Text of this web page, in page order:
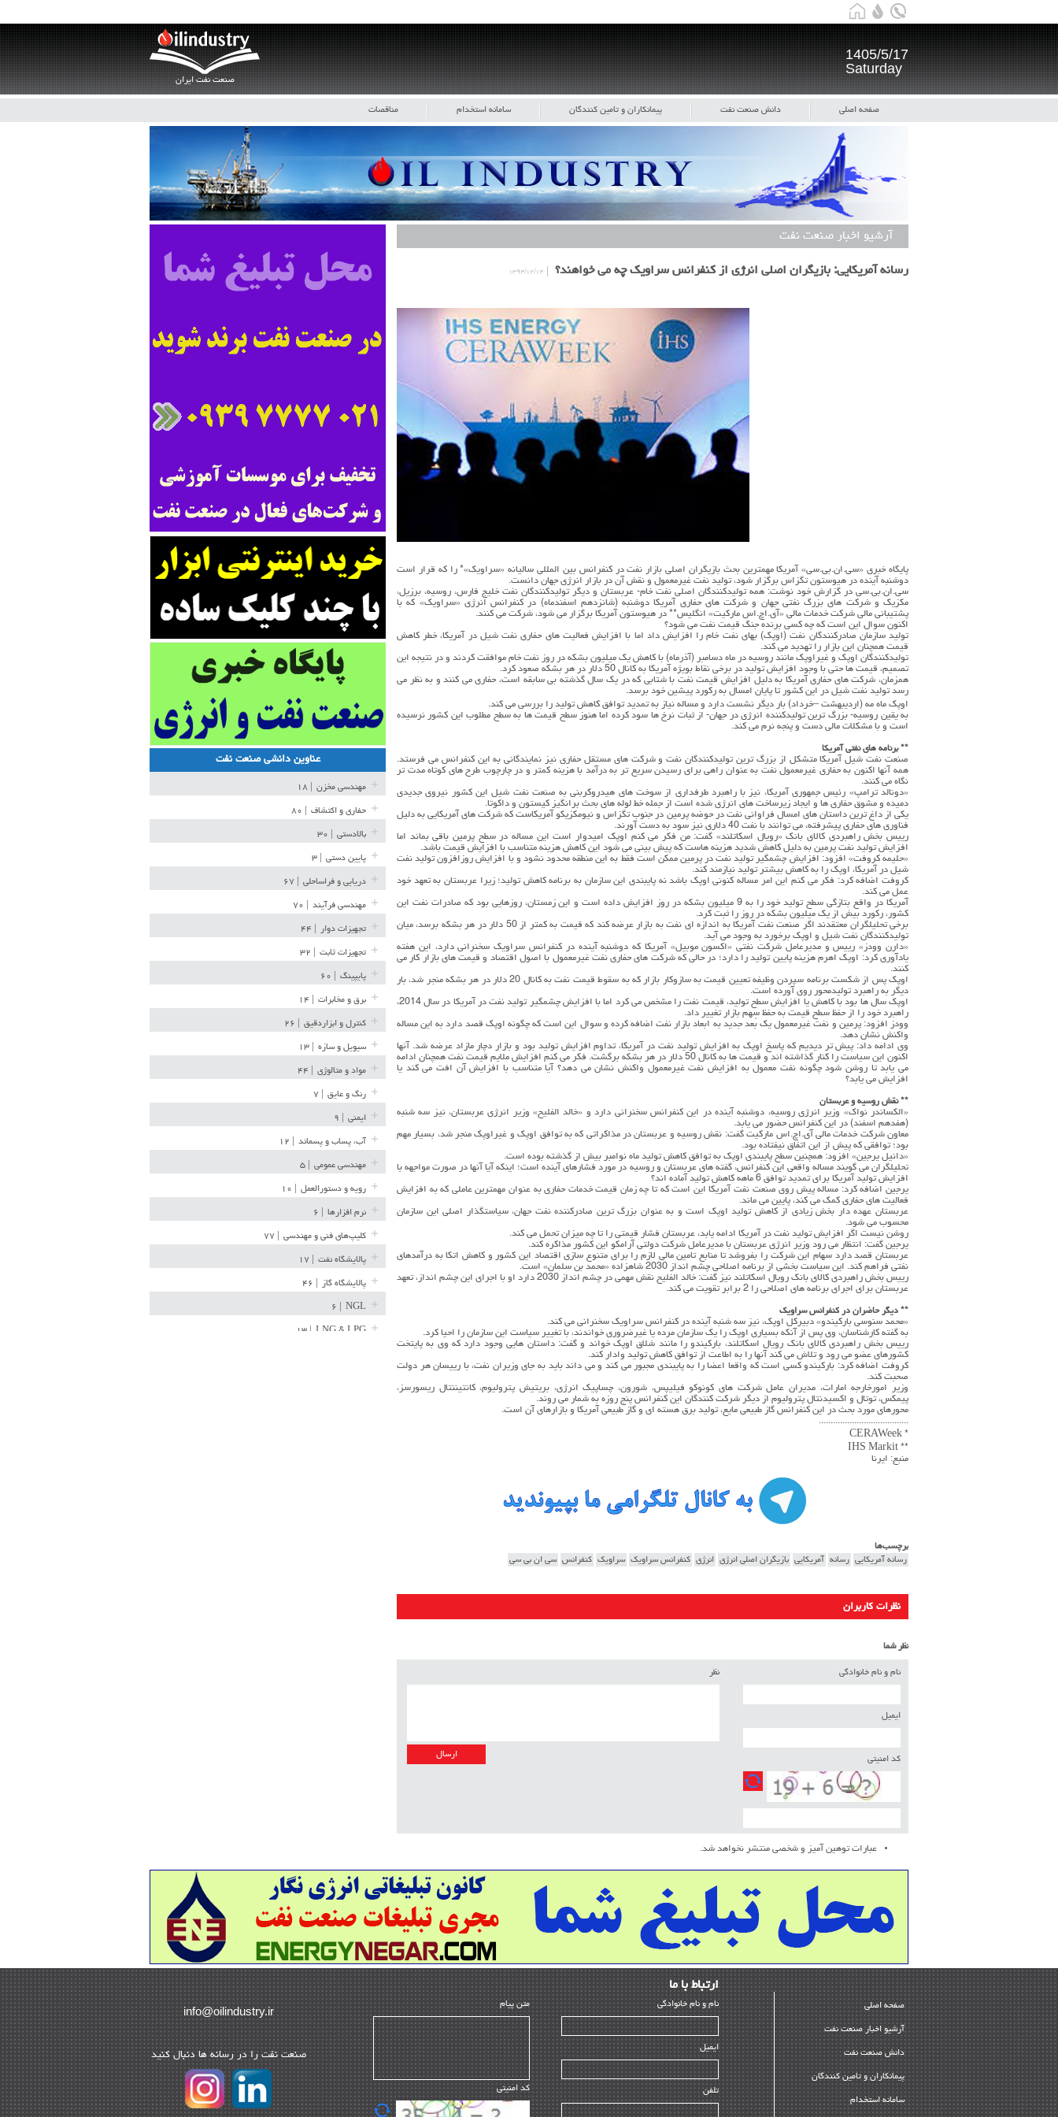
صنعت نفت ایران
1405/5/17
Saturday
صفحه اصلی دانش صنعت نفت پیمانکاران و تامین کنندگان سامانه استخدام مناقصات
آرشیو اخبار صنعت نفت
رسانه آمریکایی: بازیگران اصلی انرژی از کنفرانس سراویک چه می خواهند؟ ۱۳۹۴/۱۲/۱۴
پایگاه خبری «سی.ان.بی.سی» آمریکا مهمترین بحث بازیگران اصلی بازار نفت در کنفرانس بین المللی سالیانه «سراویک»* را که قرار است
دوشنبه آینده در هیوستون تگزاس برگزار شود، تولید نفت غیرمعمول و نقش آن در بازار انرژی جهان دانست.
سی.ان.بی.سی در گزارش خود نوشت: همه تولیدکنندگان اصلی نفت خام- عربستان و دیگر تولیدکنندگان نفت خلیج فارس، روسیه، برزیل،
مکزیک و شرکت های بزرگ نفتی جهان و شرکت های حفاری آمریکا دوشنبه (شانزدهم اسفندماه) در کنفرانس انرژی «سراویک» که با
پشتیبانی مالی شرکت خدمات مالی «آی.اچ.اس مارکیت» انگلیس** در هیوستون آمریکا برگزار می شود، شرکت می کنند.
اکنون سوال این است که چه کسی برنده جنگ قیمت نفت می شود؟
تولید سازمان صادرکنندگان نفت (اوپک) بهای نفت خام را افزایش داد اما با افزایش فعالیت های حفاری نفت شیل در آمریکا، خطر کاهش
قیمت همچنان این بازار را تهدید می کند.
تولیدکنندگان اوپک و غیراوپک مانند روسیه در ماه دسامبر (آذرماه) با کاهش یک میلیون بشکه در روز نفت خام موافقت کردند و در نتیجه این
تصمیم، قیمت ها حتی با وجود افزایش تولید در برخی نقاط بویژه آمریکا به کانال 50 دلار در هر بشکه صعود کرد.
همزمان، شرکت های حفاری آمریکا به دلیل افزایش قیمت نفت با شتابی که در یک سال گذشته بی سابقه است، حفاری می کنند و به نظر می
رسد تولید نفت شیل در این کشور تا پایان امسال به رکورد پیشین خود برسد.
اوپک ماه مه (اردیبهشت –خرداد) بار دیگر نشست دارد و مساله نیاز به تمدید توافق کاهش تولید را بررسی می کند.
به یقین روسیه- بزرگ ترین تولیدکننده انرژی در جهان- از ثبات نرخ ها سود کرده اما هنوز سطح قیمت ها به سطح مطلوب این کشور نرسیده
است و با مشکلات مالی دست و پنجه نرم می کند.
** برنامه های نفتی آمریکا
صنعت نفت شیل آمریکا متشکل از بزرگ ترین تولیدکنندگان نفت و شرکت های مستقل حفاری نیز نمایندگانی به این کنفرانس می فرستد.
همه آنها اکنون به حفاری غیرمعمول نفت به عنوان راهی برای رسیدن سریع تر به درآمد با هزینه کمتر و در چارچوب طرح های کوتاه مدت تر
نگاه می کنند.
«دونالد ترامپ» رئیس جمهوری آمریکا، نیز با راهبرد طرفداری از سوخت های هیدروکربنی به صنعت نفت شیل این کشور نیروی جدیدی
دمیده و مشوق حفاری ها و ایجاد زیرساخت های انرژی شده است از جمله خط لوله های بحث برانگیز کیستون و داکوتا.
یکی از داغ ترین داستان های امسال فراوانی نفت در حوضه پرمین در جنوب تگزاس و نیومکزیکو آمریکاست که شرکت های آمریکایی به دلیل
فناوری های حفاری پیشرفته، می توانند با نفت 40 دلاری نیز سود به دست آورند.
رییس بخش راهبردی کالای بانک «رویال اسکاتلند» گفت: من فکر می کنم اوپک امیدوار است این مساله در سطح پرمین باقی بماند اما
افزایش تولید نفت پرمین به دلیل کاهش شدید هزینه هاست که پیش بینی می شود این کاهش هزینه متناسب با افزایش قیمت باشد.
«حلیمه کروفت» افزود: افزایش چشمگیر تولید نفت در پرمین ممکن است فقط به این منطقه محدود نشود و با افزایش روزافزون تولید نفت
شیل در آمریکا، اوپک را به کاهش بیشتر تولید نیازمند کند.
کروفت اضافه کرد: فکر می کنم این امر مساله کنونی اوپک باشد نه پایبندی این سازمان به برنامه کاهش تولید؛ زیرا عربستان به تعهد خود
عمل می کند.
آمریکا در واقع بتازگی سطح تولید خود را به 9 میلیون بشکه در روز افزایش داده است و این زمستان، روزهایی بود که صادرات نفت این
کشور، رکورد بیش از یک میلیون بشکه در روز را ثبت کرد.
برخی تحلیلگران معتقدند اگر صنعت نفت آمریکا به اندازه ای نفت به بازار عرضه کند که قیمت به کمتر از 50 دلار در هر بشکه برسد، میان
تولیدکنندگان نفت شیل و اوپک برخورد به وجود می آید.
«دارن وودز» رییس و مدیرعامل شرکت نفتی «اکسون موبیل» آمریکا که دوشنبه آینده در کنفرانس سراویک سخنرانی دارد، این هفته
یادآوری کرد: اوپک اهرم هزینه پایین تولید را دارد؛ در حالی که شرکت های حفاری نفت غیرمعمول با اصول اقتصاد و قیمت های بازار کار می
کنند.
اوپک پس از شکست برنامه سپردن وظیفه تعیین قیمت به سازوکار بازار که به سقوط قیمت نفت به کانال 20 دلار در هر بشکه منجر شد، بار
دیگر به راهبرد تولیدمحور روی آورده است.
اوپک سال ها بود با کاهش یا افزایش سطح تولید، قیمت نفت را مشخص می کرد اما با افزایش چشمگیر تولید نفت در آمریکا در سال 2014،
راهبرد خود را از حفظ سطح قیمت به حفظ سهم بازار تغییر داد.
وودز افزود: پرمین و نفت غیرمعمول یک بُعد جدید به ابعاد بازار نفت اضافه کرده و سوال این است که چگونه اوپک قصد دارد به این مساله
واکنش نشان دهد.
وی ادامه داد: پیش تر دیدیم که پاسخ اوپک به افزایش تولید نفت در آمریکا، تداوم افزایش تولید بود و بازار دچار مازاد عرضه شد. آنها
اکنون این سیاست را کنار گذاشته اند و قیمت ها به کانال 50 دلار در هر بشکه برگشت. فکر می کنم افزایش ملایم قیمت نفت همچنان ادامه
می یابد تا روشن شود چگونه نفت معمول به افزایش نفت غیرمعمول واکنش نشان می دهد؟ آیا متناسب با افزایش آن افت می کند یا
افزایش می یابد؟
** نقش روسیه و عربستان
«الکساندر نواک» وزیر انرژی روسیه، دوشنبه آینده در این کنفرانس سخنرانی دارد و «خالد الفلیح» وزیر انرژی عربستان، نیز سه شنبه
(هفدهم اسفند) در این کنفرانس حضور می یابد.
معاون شرکت خدمات مالی آی.اچ.اس مارکیت گفت: نقش روسیه و عربستان در مذاکراتی که به توافق اوپک و غیراوپک منجر شد، بسیار مهم
بود؛ توافقی که پیش از این اتفاق نیفتاده بود.
«دانیل یرجین» افزود: همچنین سطح پایبندی اوپک به توافق کاهش تولید ماه نوامبر بیش از گذشته بوده است.
تحلیلگران می گویند مساله واقعی این کنفرانس، گفته های عربستان و روسیه در مورد فشارهای آینده است؛ اینکه آیا آنها در صورت مواجهه با
افزایش تولید آمریکا برای تمدید توافق 6 ماهه کاهش تولید آماده اند؟
یرجین اضافه کرد: مساله پیش روی صنعت نفت آمریکا این است که تا چه زمان قیمت خدمات حفاری به عنوان مهمترین عاملی که به افزایش
فعالیت های حفاری کمک می کند، پایین می ماند.
عربستان عهده دار بخش زیادی از کاهش تولید اوپک است و به عنوان بزرگ ترین صادرکننده نفت جهان، سیاستگذار اصلی این سازمان
محسوب می شود.
روشن نیست اگر افزایش تولید نفت در آمریکا ادامه یابد، عربستان فشار قیمتی را تا چه میزان تحمل می کند.
یرجین گفت: انتظار می رود وزیر انرژی عربستان با مدیرعامل شرکت دولتی آرامکو این کشور مذاکره کند.
عربستان قصد دارد سهام این شرکت را بفروشد تا منابع تامین مالی لازم را برای متنوع سازی اقتصاد این کشور و کاهش اتکا به درآمدهای
نفتی فراهم کند. این سیاست بخشی از برنامه اصلاحی چشم انداز 2030 شاهزاده «محمد بن سلمان» است.
رییس بخش راهبردی کالای بانک رویال اسکاتلند نیز گفت: خالد الفلیح نقش مهمی در چشم انداز 2030 دارد او با اجرای این چشم انداز، تعهد
عربستان برای اجرای برنامه های اصلاحی را 2 برابر تقویت می کند.
** دیگر حاضران در کنفرانس سراویک
«محمد سنوسی بارکیندو» دبیرکل اوپک، نیز سه شنبه آینده در کنفرانس سراویک سخنرانی می کند.
به گفته کارشناسان، وی پس از آنکه بسیاری اوپک را یک سازمان مرده یا غیرضروری خواندند، با تغییر سیاست این سازمان را احیا کرد.
رییس بخش راهبردی کالای بانک رویال اسکاتلند، بارکیندو را مانند شلاق اوپک خواند و گفت: داستان هایی وجود دارد که وی به پایتخت
کشورهای عضو می رود و تلاش می کند آنها را به اطاعت از توافق کاهش تولید وادار کند.
کروفت اضافه کرد: بارکیندو کسی است که واقعا اعضا را به پایبندی مجبور می کند و می داند باید به جای وزیران نفت، با رییسان هر دولت
صحبت کند.
وزیر امورخارجه امارات، مدیران عامل شرکت های کونوکو فیلیپس، شورون، چساپیک انرژی، بریتیش پترولیوم، کانتیننتال ریسورسز،
پیمکس، توتال و اکسیدنتال پترولیوم از دیگر شرکت کنندگان این کنفرانس پنج روزه به شمار می روند.
محورهای مورد بحث در این کنفرانس گاز طبیعی مایع، تولید برق هسته ای و گاز طبیعی آمریکا و بازارهای آن است.
......................................
* CERAWeek
** IHS Markit
منبع: ایرنا
برچسب‌ها
رسانه آمریکایی رسانه آمریکایی بازیگران اصلی انرژی انرژی کنفرانس سراویک سراویک کنفرانس سی ان بی سی
نظرات کاربران
نظر شما
نام و نام خانوادگی
ایمیل
کد امنیتی
نظر
عبارات توهین آمیز و شخصی منتشر نخواهد شد.
عناوین دانشی صنعت نفت
مهندسی مخزن
حفاری و اکتشاف
بالادستی
پایین دستی
دریایی و فراساحلی
مهندسی فرآیند
تجهیزات دوار
تجهیزات ثابت
پایپینگ
برق و مخابرات
کنترل و ابزاردقیق
سیویل و سازه
مواد و متالوژی
رنگ و عایق
ایمنی
آب، پساب و پسماند
مهندسی عمومی
رویه و دستورالعمل
نرم افزارها
کلیپ‌های فنی و مهندسی
پالایشگاه نفت
پالایشگاه گاز
NGL
LNG & LPG | ۱۳
منطقه های ویژه انرژی | ۶
میادین نفت و گاز خارجی | ۴
نقشه های نفت و گاز ایران | ۲۴
میادین نفت و گاز | ۴۰
آمار و داده ها | ۷۵
اسناد بالادستی نفت | ۹
اقتصاد نفت و گاز | ۶۹
حقوق انرژی | ۱۰
دیپلماسی انرژی | ۱۹
قراردادهای بالادستی | ۲۰
مهندسین مشاور | ۶۷
صفحه اصلی
آرشیو اخبار صنعت نفت
دانش صنعت نفت
پیمانکاران و تامین کنندگان
سامانه استخدام
ارﺗﺒﺎط ﺑﺎ ما
ﻧﺎم و ﻧﺎم ﺧﺎﻧﻮادﮔﻰ
ایمیل
تلفن
متن پیام
کد امنیتی
info@oilindustry.ir
ﺻﻨﻌﺖ ﻧﻔﺖ را در رﺳﺎﻧﻪ ﻫﺎ دﻧﺒﺎل ﻛﻨﻴﺪ